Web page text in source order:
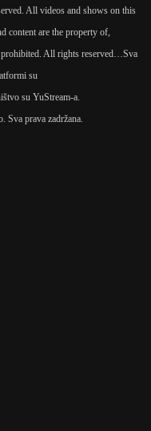
All videos and shows on this
content are the property of,
All rights reserved… Sva
su
su YuStream-a.
Sva prava zadržana.